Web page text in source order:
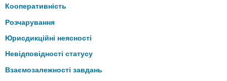
Кооперативність
Розчарування
Юрисдикційні неясності
Невідповідності статусу
Взаємозалежності завдань